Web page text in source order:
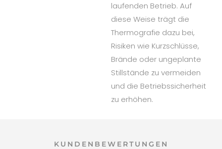
laufenden Betrieb. Auf
diese Weise trägt die
Thermografie dazu bei,
Risiken wie Kurzschlüsse,
Brände oder ungeplante
Stillstände zu vermeiden
und die Betriebssicherheit
zu erhöhen.
KUNDENBEWERTUNGEN